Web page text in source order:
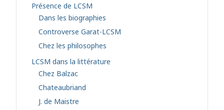
Présence de LCSM
Dans les biographies
Controverse Garat-LCSM
Chez les philosophes
LCSM dans la littérature
Chez Balzac
Chateaubriand
J. de Maistre